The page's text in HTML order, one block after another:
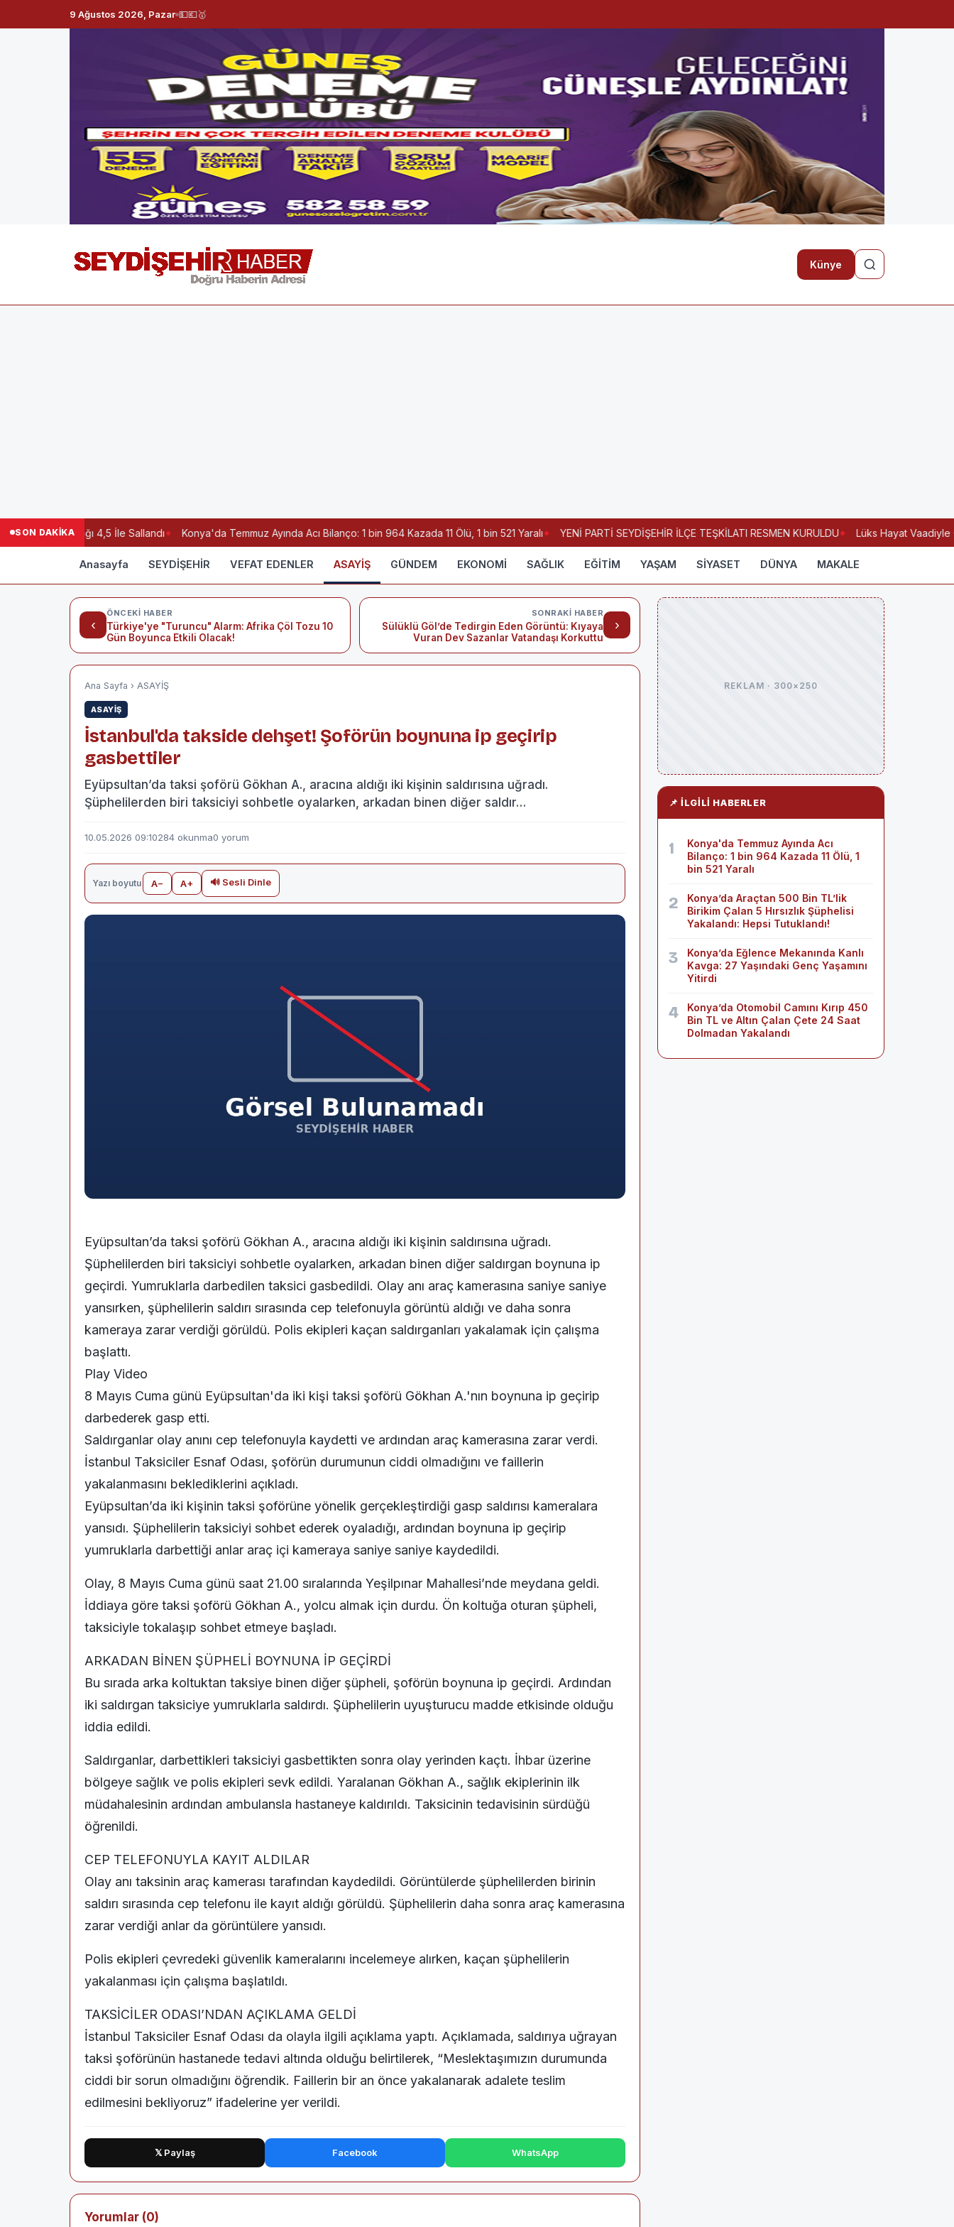
9 Ağustos 2026, Pazar 💵💶🥇
Künye
SON DAKİKA
Nurdağı 4,5 İle Sallandı Konya'da Temmuz Ayında Acı Bilanço: 1 bin 964 Kazada 11 Ölü, 1 bin 521 Yaralı YENİ PARTİ SEYDİŞEHİR İLÇE TEŞKİLATI RESMEN KURULDU Lüks Hayat Vaadiyle
Anasayfa SEYDİŞEHİR VEFAT EDENLER ASAYİŞ GÜNDEM EKONOMİ SAĞLIK EĞİTİM YAŞAM SİYASET DÜNYA MAKALE
‹
ÖNCEKI HABER
Türkiye'ye "Turuncu" Alarm: Afrika Çöl Tozu 10
Gün Boyunca Etkili Olacak!
›
SONRAKI HABER
Sülüklü Göl’de Tedirgin Eden Görüntü: Kıyaya
Vuran Dev Sazanlar Vatandaşı Korkuttu
Ana Sayfa › ASAYİŞ
ASAYİŞ
İstanbul'da takside dehşet! Şoförün boynuna ip geçirip
gasbettiler
Eyüpsultan’da taksi şoförü Gökhan A., aracına aldığı iki kişinin saldırısına uğradı.
Şüphelilerden biri taksiciyi sohbetle oyalarken, arkadan binen diğer saldır…
10.05.2026 09:10284 okunma0 yorum
Yazı boyutu A− A+ 🔊 Sesli Dinle
Eyüpsultan’da taksi şoförü Gökhan A., aracına aldığı iki kişinin saldırısına uğradı.
Şüphelilerden biri taksiciyi sohbetle oyalarken, arkadan binen diğer saldırgan boynuna ip
geçirdi. Yumruklarla darbedilen taksici gasbedildi. Olay anı araç kamerasına saniye saniye
yansırken, şüphelilerin saldırı sırasında cep telefonuyla görüntü aldığı ve daha sonra
kameraya zarar verdiği görüldü. Polis ekipleri kaçan saldırganları yakalamak için çalışma
başlattı.
Play Video
8 Mayıs Cuma günü Eyüpsultan'da iki kişi taksi şoförü Gökhan A.'nın boynuna ip geçirip
darbederek gasp etti.
Saldırganlar olay anını cep telefonuyla kaydetti ve ardından araç kamerasına zarar verdi.
İstanbul Taksiciler Esnaf Odası, şoförün durumunun ciddi olmadığını ve faillerin
yakalanmasını beklediklerini açıkladı.
Eyüpsultan’da iki kişinin taksi şoförüne yönelik gerçekleştirdiği gasp saldırısı kameralara
yansıdı. Şüphelilerin taksiciyi sohbet ederek oyaladığı, ardından boynuna ip geçirip
yumruklarla darbettiği anlar araç içi kameraya saniye saniye kaydedildi.
Olay, 8 Mayıs Cuma günü saat 21.00 sıralarında Yeşilpınar Mahallesi’nde meydana geldi.
İddiaya göre taksi şoförü Gökhan A., yolcu almak için durdu. Ön koltuğa oturan şüpheli,
taksiciyle tokalaşıp sohbet etmeye başladı.
ARKADAN BİNEN ŞÜPHELİ BOYNUNA İP GEÇİRDİ
Bu sırada arka koltuktan taksiye binen diğer şüpheli, şoförün boynuna ip geçirdi. Ardından
iki saldırgan taksiciye yumruklarla saldırdı. Şüphelilerin uyuşturucu madde etkisinde olduğu
iddia edildi.
Saldırganlar, darbettikleri taksiciyi gasbettikten sonra olay yerinden kaçtı. İhbar üzerine
bölgeye sağlık ve polis ekipleri sevk edildi. Yaralanan Gökhan A., sağlık ekiplerinin ilk
müdahalesinin ardından ambulansla hastaneye kaldırıldı. Taksicinin tedavisinin sürdüğü
öğrenildi.
CEP TELEFONUYLA KAYIT ALDILAR
Olay anı taksinin araç kamerası tarafından kaydedildi. Görüntülerde şüphelilerden birinin
saldırı sırasında cep telefonu ile kayıt aldığı görüldü. Şüphelilerin daha sonra araç kamerasına
zarar verdiği anlar da görüntülere yansıdı.
Polis ekipleri çevredeki güvenlik kameralarını incelemeye alırken, kaçan şüphelilerin
yakalanması için çalışma başlatıldı.
TAKSİCİLER ODASI’NDAN AÇIKLAMA GELDİ
İstanbul Taksiciler Esnaf Odası da olayla ilgili açıklama yaptı. Açıklamada, saldırıya uğrayan
taksi şoförünün hastanede tedavi altında olduğu belirtilerek, “Meslektaşımızın durumunda
ciddi bir sorun olmadığını öğrendik. Faillerin bir an önce yakalanarak adalete teslim
edilmesini bekliyoruz” ifadelerine yer verildi.
𝕏 Paylaş Facebook WhatsApp
Yorumlar (0)
REKLAM · 300×250
📌 İLGILI HABERLER
1
Konya'da Temmuz Ayında Acı
Bilanço: 1 bin 964 Kazada 11 Ölü, 1
bin 521 Yaralı
2
Konya’da Araçtan 500 Bin TL’lik
Birikim Çalan 5 Hırsızlık Şüphelisi
Yakalandı: Hepsi Tutuklandı!
3
Konya’da Eğlence Mekanında Kanlı
Kavga: 27 Yaşındaki Genç Yaşamını
Yitirdi
4
Konya’da Otomobil Camını Kırıp 450
Bin TL ve Altın Çalan Çete 24 Saat
Dolmadan Yakalandı